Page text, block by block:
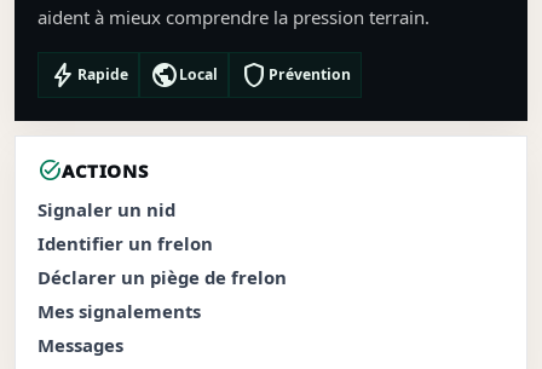
aident à mieux comprendre la pression terrain.
bolt Rapide publicLocal shield Prévention
task_altACTIONS
Signaler un nid
Identifier un frelon
Déclarer un piège de frelon
Mes signalements
Messages